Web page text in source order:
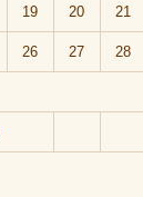
19 20 21
26 27 28